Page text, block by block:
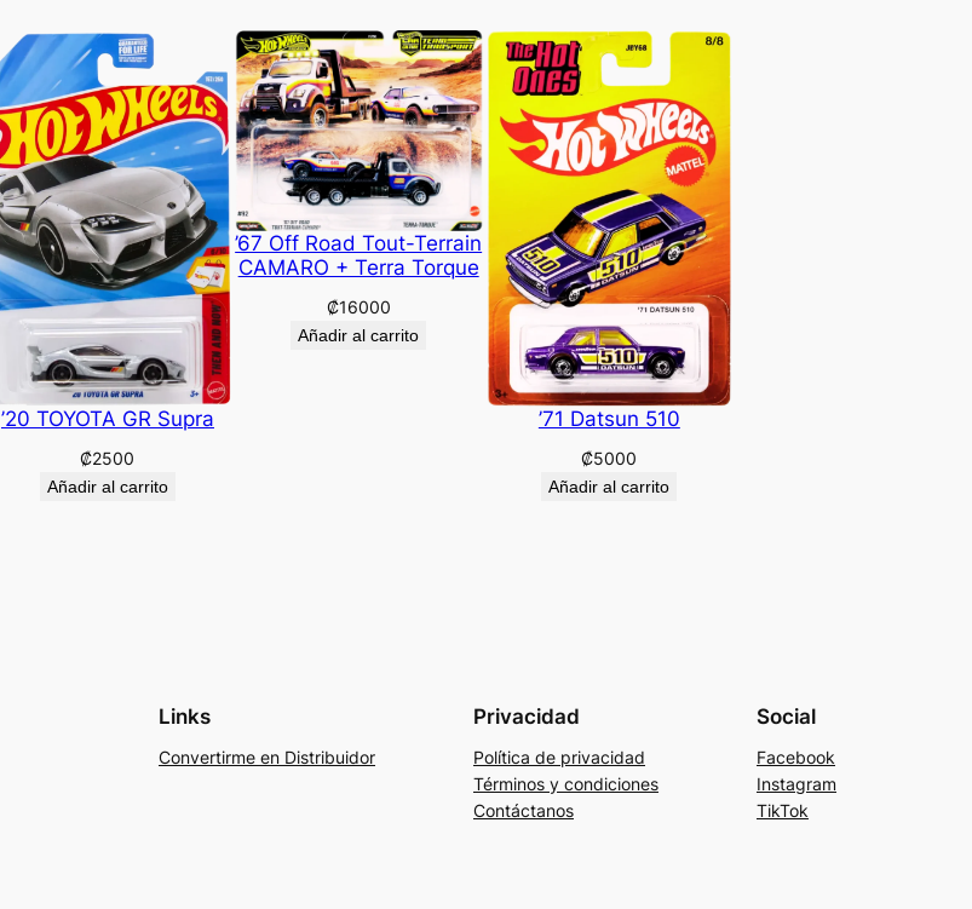
’20 TOYOTA GR Supra
₡2500
Añadir al carrito
’67 Off Road Tout-Terrain
CAMARO + Terra Torque
₡16000
Añadir al carrito
’71 Datsun 510
₡5000
Añadir al carrito
Links
Convertirme en Distribuidor
Privacidad
Política de privacidad
Términos y condiciones
Contáctanos
Social
Facebook
Instagram
TikTok